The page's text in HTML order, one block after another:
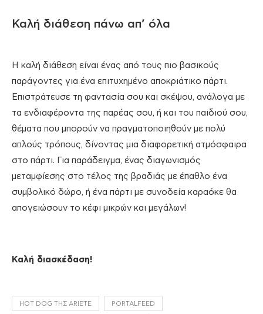
Καλή διάθεση πάνω απ’ όλα
Η καλή διάθεση είναι ένας από τους πιο βασικούς
παράγοντες για ένα επιτυχημένο αποκριάτικο πάρτι.
Επιστράτευσε τη φαντασία σου και σκέψου, ανάλογα με
τα ενδιαφέροντα της παρέας σου, ή και του παιδιού σου,
θέματα που μπορούν να πραγματοποιηθούν με πολύ
απλούς τρόπους, δίνοντας μια διαφορετική ατμόσφαιρα
στο πάρτι. Για παράδειγμα, ένας διαγωνισμός
μεταμφίεσης στο τέλος της βραδιάς με έπαθλο ένα
συμβολικό δώρο, ή ένα πάρτι με συνοδεία καραόκε θα
απογειώσουν το κέφι μικρών και μεγάλων!
Καλή διασκέδαση!
HOT DOG ΤΗΣ ARIETE PORTALFEED